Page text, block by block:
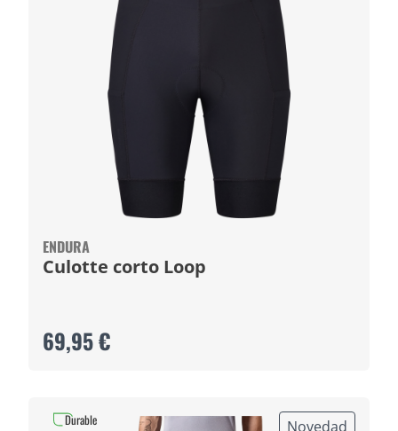
ENDURA
Culotte corto Loop
69,95 €
Novedad
Durable